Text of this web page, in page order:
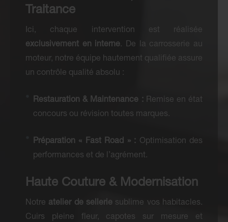
Traitance
Ici, chaque intervention est réalisée
exclusivement en interne. De la carrosserie au
moteur, notre équipe hautement qualifiée assure
un contrôle qualité absolu :
Restauration & Maintenance : Remise en état
concours ou révision toutes marques.
Préparation « Fast Road » : Optimisation des
performances et de l’agrément.
Haute Couture & Modernisation
Notre atelier de sellerie sublime vos habitacles.
Cuirs pleine fleur, capotes sur mesure et